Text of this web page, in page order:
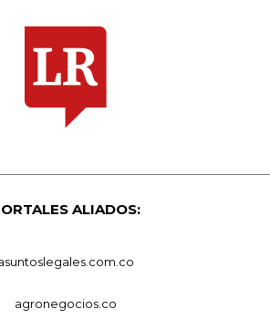
ALIADOS:
agronegocios.co